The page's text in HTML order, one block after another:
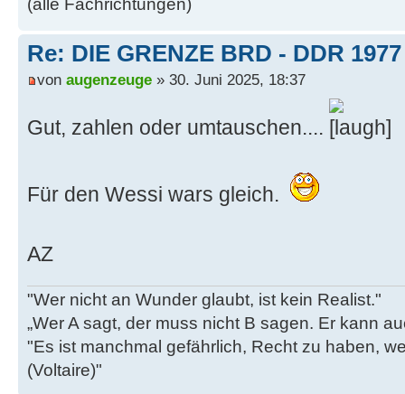
(alle Fachrichtungen)
Re: DIE GRENZE BRD - DDR
von augenzeuge » 30. Juni 2025, 18:37
Gut, zahlen oder umtauschen....
Für den Wessi wars gleich.
AZ
"Wer nicht an Wunder glaubt, ist kein Realist."
„Wer A sagt, der muss nicht B sagen. Er kann
"Es ist manchmal gefährlich, Recht zu haben,
(Voltaire)"